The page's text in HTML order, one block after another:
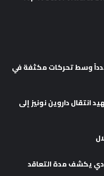
وسط تحركات مكثفة في
انتقال داروين نونيز إلى
يكشف مدة التعاقد